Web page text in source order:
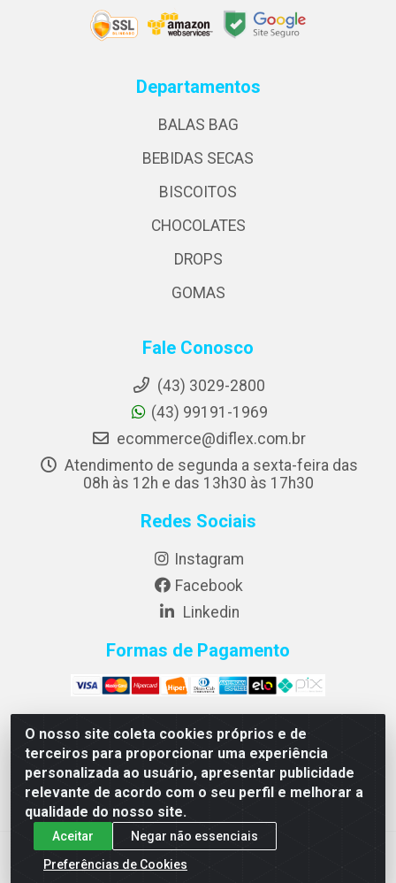
O nosso site coleta cookies próprios e de
terceiros para proporcionar uma experiência
personalizada ao usuário, apresentar publicidade
relevante de acordo com o seu perfil e melhorar a
qualidade do nosso site.
Aceitar
Negar não essenciais
Preferências de Cookies
Departamentos
BALAS BAG
BEBIDAS SECAS
BISCOITOS
CHOCOLATES
DROPS
GOMAS
Fale Conosco
(43) 3029-2800
(43) 99191-1969
ecommerce@diflex.com.br
Atendimento de segunda a sexta-feira das
08h às 12h e das 13h30 às 17h30
Redes Sociais
Instagram
Facebook
Linkedin
Formas de Pagamento
Diflex Distribuidora de Alimentos LTDA - Rua Jose Carlos
Mufatto 1460 Bloco A-2 - Jardim Riviera - Cambé/PR -
CEP 86187-025 - CNPJ 14.455.712/0001-00